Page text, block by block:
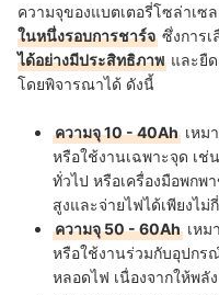
ความจุของแบตเตอรี่โซล่าเซ
ในหนึ่งรอบการชาร์จ ซึ่งการเ
ได้อย่างมีประสิทธิภาพ และยื
โดยพิจารณาได้ ดังนี้
ความจุ 10 - 40Ah เหม
หรือใช้งานเฉพาะจุด เช่
ทั่วไป หรือเครื่องมือพกพ
สูงและจ่ายไฟได้เพียงไม่
ความจุ 50 - 60Ah เหม
หรือใช้งานร่วมกับอุปกร
หลอดไฟ เนื่องจากให้พลั